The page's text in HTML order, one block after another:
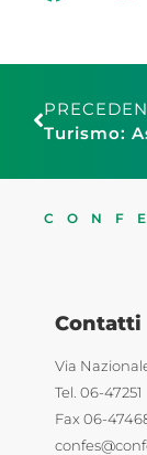
Contatti
Via
Tel. 06-47251
Fax 06-